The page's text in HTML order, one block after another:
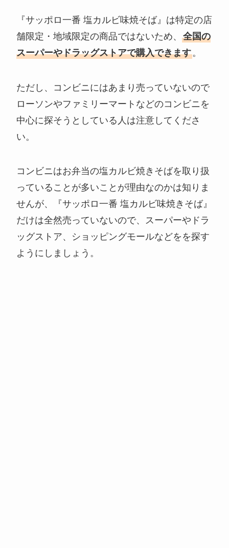
『サッポロ一番 塩カルビ味焼そば』は特定の店
舗限定・地域限定の商品ではないため、全国の
スーパーやドラッグストアで購入できます。
ただし、コンビニにはあまり売っていないので
ローソンやファミリーマートなどのコンビニを
中心に探そうとしている人は注意してくださ
い。
コンビニはお弁当の塩カルビ焼きそばを取り扱
っていることが多いことが理由なのかは知りま
せんが、『サッポロ一番 塩カルビ味焼きそば』
だけは全然売っていないので、スーパーやドラ
ッグストア、ショッピングモールなどをを探す
ようにしましょう。